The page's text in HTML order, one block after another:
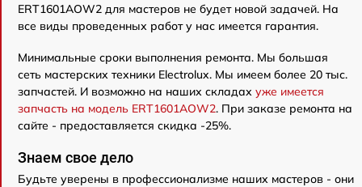
ERT1601AOW2 для мастеров не будет новой задачей. На
все виды проведенных работ у нас имеется гарантия.
Минимальные сроки выполнения ремонта. Мы большая
сеть мастерских техники Electrolux. Мы имеем более 20 тыс.
запчастей. И возможно на наших складах уже имеется
запчасть на модель ERT1601AOW2. При заказе ремонта на
сайте - предоставляется скидка -25%.
Знаем свое дело
Будьте уверены в профессионализме наших мастеров - они